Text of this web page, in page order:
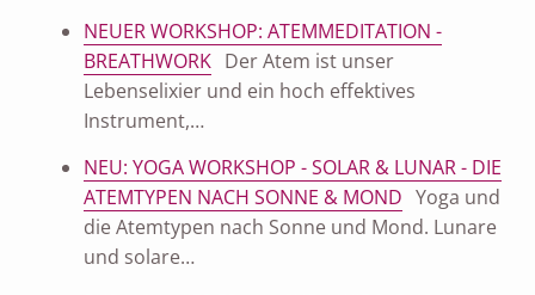
NEUER WORKSHOP: ATEMMEDITATION -
BREATHWORK Der Atem ist unser
Lebenselixier und ein hoch effektives
Instrument,…
NEU: YOGA WORKSHOP - SOLAR & LUNAR - DIE
ATEMTYPEN NACH SONNE & MOND Yoga und
die Atemtypen nach Sonne und Mond. Lunare
und solare…